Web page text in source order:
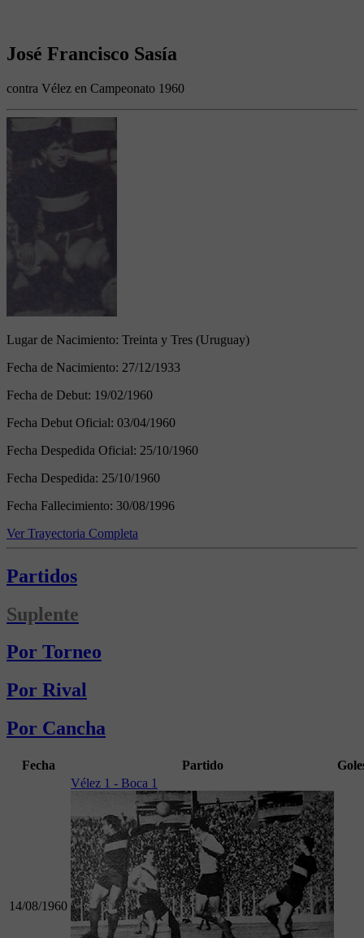
José Francisco Sasía
contra Vélez en Campeonato 1960
Lugar de Nacimiento: Treinta y Tres (Uruguay)
Fecha de Nacimiento: 27/12/1933
Fecha de Debut: 19/02/1960
Fecha Debut Oficial: 03/04/1960
Fecha Despedida Oficial: 25/10/1960
Fecha Despedida: 25/10/1960
Fecha Fallecimiento: 30/08/1996
Ver Trayectoria Completa
Partidos
Suplente
Por Torneo
Por Rival
Por Cancha
Fecha Partido
14/08/1960
Vélez 1 - Boca 1